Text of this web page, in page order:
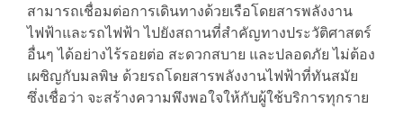
สามารถเชื่อมต่อการเดินทางด้วยเรือโดยสารพลังงาน
ไฟฟ้าและรถไฟฟ้า ไปยังสถานที่สำคัญทางประวัติศาสตร์
อื่นๆ ได้อย่างไร้รอยต่อ สะดวกสบาย และปลอดภัย ไม่ต้อง
เผชิญกับมลพิษ ด้วยรถโดยสารพลังงานไฟฟ้าที่ทันสมัย
ซึ่งเชื่อว่า จะสร้างความพึงพอใจให้กับผู้ใช้บริการทุกราย